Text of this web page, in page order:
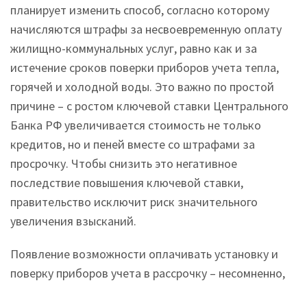
планирует изменить способ, согласно которому
начисляются штрафы за несвоевременную оплату
жилищно-коммунальных услуг, равно как и за
истечение сроков поверки приборов учета тепла,
горячей и холодной воды. Это важно по простой
причине – с ростом ключевой ставки Центрального
Банка РФ увеличивается стоимость не только
кредитов, но и пеней вместе со штрафами за
просрочку. Чтобы снизить это негативное
последствие повышения ключевой ставки,
правительство исключит риск значительного
увеличения взысканий.
Появление возможности оплачивать установку и
поверку приборов учета в рассрочку – несомненно,